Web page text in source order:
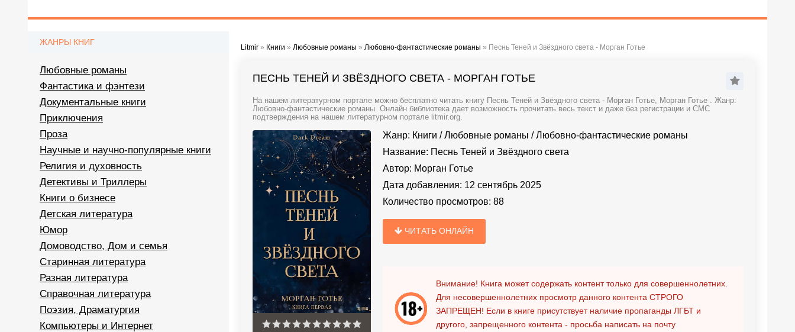
Litmir » Книги » Любовные романы » Любовно-фантастические романы » Песнь Теней и Звёздного света - Морган Готье
ПЕСНЬ ТЕНЕЙ И ЗВЁЗДНОГО СВЕТА - МОРГАН ГОТЬЕ
На нашем литературном портале можно бесплатно читать книгу Песнь Теней и Звёздного света - Морган Готье, Морган Готье . Жанр:
Любовно-фантастические романы. Онлайн библиотека дает возможность прочитать весь текст и даже без регистрации и СМС
подтверждения на нашем литературном портале litmir.org.
Жанр: Книги /Любовные романы /Любовно-фантастические романы
Название: Песнь Теней и Звёздного света
Автор: Морган Готье
Дата добавления: 12 сентябрь 2025
Количество просмотров: 88
ЧИТАТЬ ОНЛАЙН
Внимание! Книга может содержать контент только для совершеннолетних.
Для несовершеннолетних просмотр данного контента СТРОГО
ЗАПРЕЩЕН! Если в книге присутствует наличие пропаганды ЛГБТ и
другого, запрещенного контента - просьба написать на почту
ЖАНРЫ КНИГ
Любовные романы
Фантастика и фэнтези
Документальные книги
Приключения
Проза
Научные и научно-популярные книги
Религия и духовность
Детективы и Триллеры
Книги о бизнесе
Детская литература
Юмор
Домоводство, Дом и семья
Старинная литература
Разная литература
Справочная литература
Поэзия, Драматургия
Компьютеры и Интернет